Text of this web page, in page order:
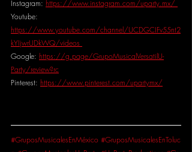
Instagram: https://www.instagram.com/uparty.mx/
Youtube:
https://www.youtube.com/channel/UCDGCIFv55nt2
kYIjwrUDkWQ/videos
Google: https://g.page/GrupoMusicalVersatilU-
Party/review?rc
Pinterest: https://www.pinterest.com/upartymx/
#GruposMusicalesEnMéxico #GruposMusicalesEnToluc